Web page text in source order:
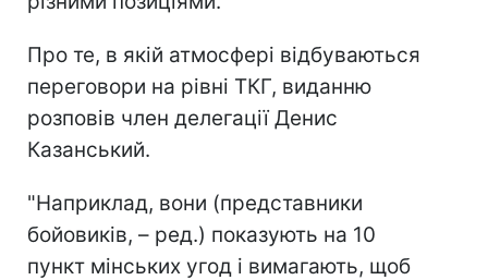
Про те, в якій атмосфері відбуваються
переговори на рівні ТКГ, виданню
розповів член делегації Денис
Казанський.
"Наприклад, вони (представники
бойовиків, – ред.) показують на 10
пункт мінських угод і вимагають, щоб